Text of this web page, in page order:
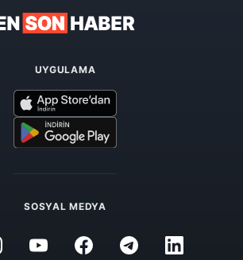
UYGULAMA
SOSYAL MEDYA